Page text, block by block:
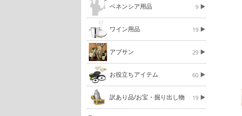
ベネンシア用品 9
ワイン用品 19
アブサン 29
お役立ちアイテム 60
訳あり品/お宝・掘り出し物 19